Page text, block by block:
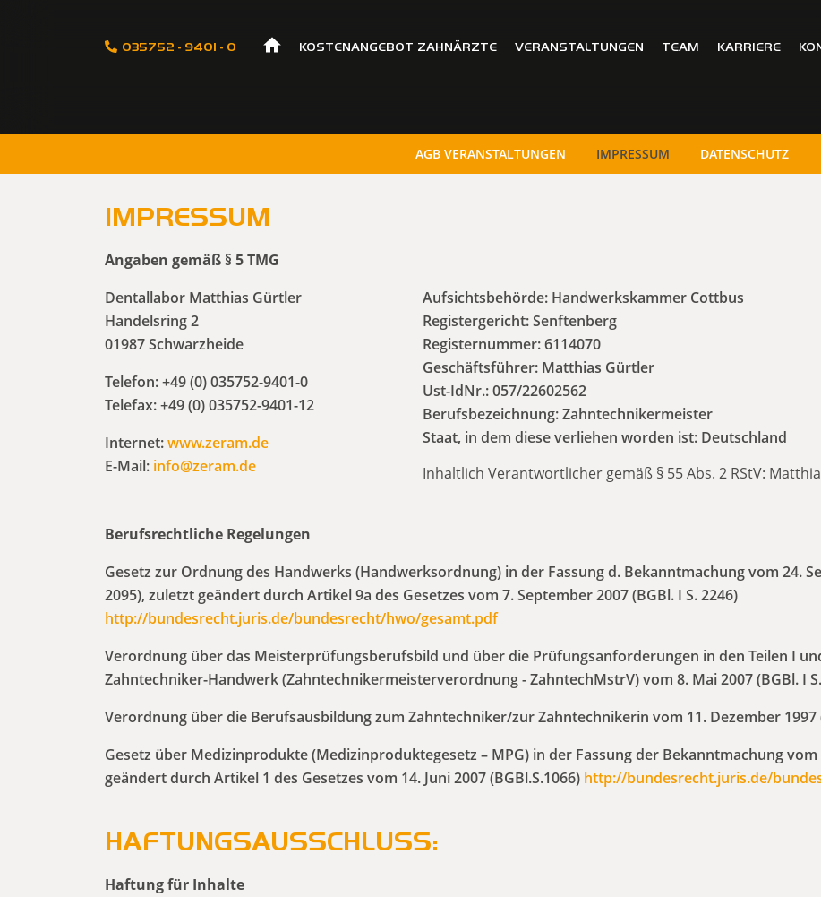
Navigation
035752 - 9401 - 0
Navigation
KOSTENANGEBOT ZAHNÄRZTE VERANSTALTUNGEN TEAM KARRIERE
überspringen
AGB VERANSTALTUNGEN IMPRESSUM DATENSCHUTZ
IMPRESSUM
Angaben gemäß § 5 TMG
Dentallabor Matthias Gürtler
Handelsring 2
01987 Schwarzheide
Telefon: +49 (0) 035752-9401-0
Telefax: +49 (0) 035752-9401-12
Internet:www.zeram.de
E-Mail: info@zeram.de
Aufsichtsbehörde: Handwerkskammer Cottbus
Registergericht: Senftenberg
Registernummer: 6114070
Geschäftsführer: Matthias Gürtler
Ust-IdNr.: 057/22602562
Berufsbezeichnung: Zahntechnikermeister
Staat, in dem diese verliehen worden ist: Deutschland
Inhaltlich Verantwortlicher gemäß § 55 Abs. 2 RStV:
Berufsrechtliche Regelungen
Gesetz zur Ordnung des Handwerks (Handwerksordnung) in der Fassung d. Bekanntmachung vom 24.
2095), zuletzt geändert durch Artikel 9a des Gesetzes vom 7. September 2007 (BGBl. I S. 2246)
http://bundesrecht.juris.de/bundesrecht/hwo/gesamt.pdf
Verordnung über das Meisterprüfungsberufsbild und über die Prüfungsanforderungen in den Teilen I
Zahntechniker-Handwerk (Zahntechnikermeisterverordnung - ZahntechMstrV) vom 8. Mai 2007 (BGBl. I
Verordnung über die Berufsausbildung zum Zahntechniker/zur Zahntechnikerin vom 11. Dezember 1997
Gesetz über Medizinprodukte (Medizinproduktegesetz – MPG) in der Fassung der Bekanntmachung vom
geändert durch Artikel 1 des Gesetzes vom 14. Juni 2007 (BGBl.S.1066) http://bundesrecht.juris.de/
HAFTUNGSAUSSCHLUSS:
Haftung für Inhalte